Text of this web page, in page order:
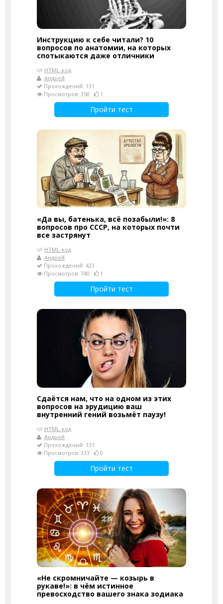
Инструкцию к себе читали? 10
вопросов по анатомии, на которых
спотыкаются даже отличники
HTML-код
Андрей
Прохождений: 131
Просмотров: 358
1
Пройти тест
«Да вы, батенька, всё позабыли!»: 8
вопросов про СССР, на которых почти
все застрянут
HTML-код
Андрей
Прохождений: 423
Просмотров: 740
1
Пройти тест
Сдаётся нам, что на одном из этих
вопросов на эрудицию ваш
внутренний гений возьмёт паузу!
HTML-код
Андрей
Прохождений: 137
Просмотров: 333
0
Пройти тест
«Не скромничайте — козырь в
рукаве!»: в чём истинное
превосходство вашего знака зодиака